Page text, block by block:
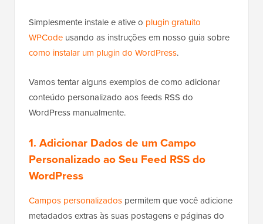
Simplesmente instale e ative o plugin gratuito
WPCode usando as instruções em nosso guia sobre
como instalar um plugin do WordPress.
Vamos tentar alguns exemplos de como adicionar
conteúdo personalizado aos feeds RSS do
WordPress manualmente.
1. Adicionar Dados de um Campo
Personalizado ao Seu Feed RSS do
WordPress
Campos personalizados permitem que você adicione
metadados extras às suas postagens e páginas do